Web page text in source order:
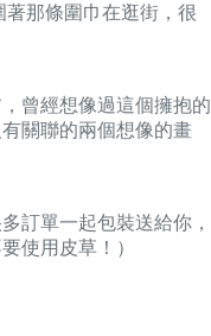
那條圍巾在逛街，很
曾經想像過這個擁抱的
關聯的兩個想像的畫
訂單一起包裝送給你，
使用皮草！）